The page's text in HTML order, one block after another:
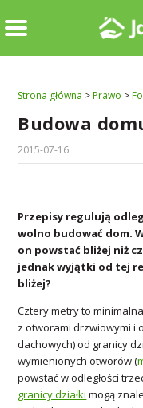
Strona główna >Prawo >
Budowa
2015-07-16
Przepisy regulują
wolno budować dom.
on powstać bliżej niż
jednak wyjątki od tej
bliżej?
Cztery metry to
z otworami drzwiowymi i
dachowych) od granicy
wymienionych otworów (
powstać w odległości
granicy działki mogą